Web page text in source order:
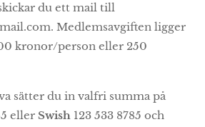
du ett mail till
Medlemsavgiften ligger
kronor/person eller 250
sätter du in valfri summa på
eller Swish 123 533 8785 och